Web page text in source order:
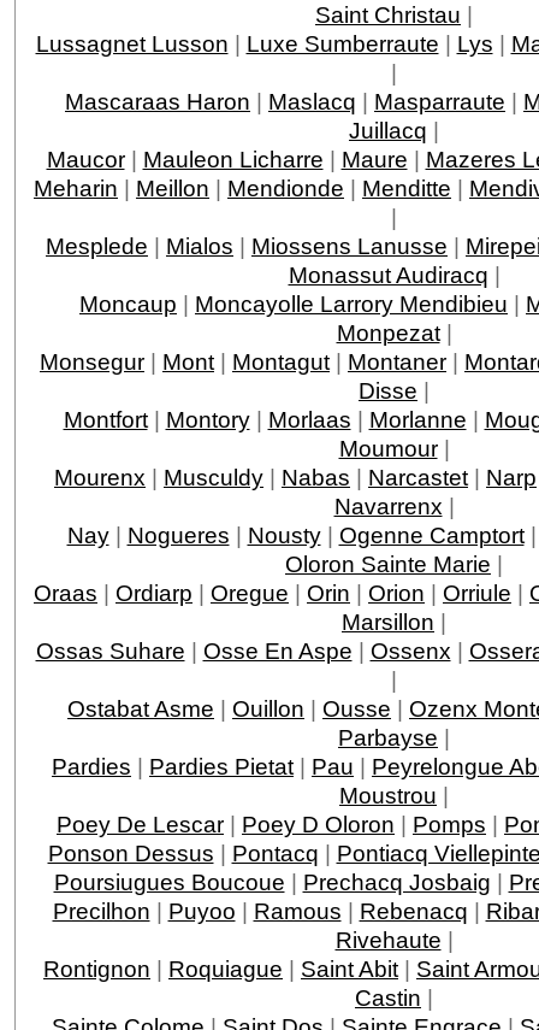
Saint Christau |
Lussagnet Lusson | Luxe Sumberraute | Lys |
|
Mascaraas Haron | Maslacq | Masparraute |
Juillacq |
Maucor| Mauleon Licharre | Maure | Mazeres
Meharin | Meillon | Mendionde | Menditte |
|
Mesplede | Mialos | Miossens Lanusse |
Monassut Audiracq |
Moncaup | Moncayolle Larrory Mendibieu |
Monpezat|
Monsegur | Mont | Montagut | Montaner |
Disse |
Montfort| Montory| Morlaas | Morlanne |
Moumour|
Mourenx | Musculdy | Nabas | Narcastet | Narp
Navarrenx |
Nay| Nogueres | Nousty| Ogenne Camptort
Oloron Sainte Marie |
Oraas | Ordiarp | Oregue | Orin | Orion | Orriule |
Marsillon |
Ossas Suhare | Osse En Aspe | Ossenx |
|
Ostabat Asme | Ouillon | Ousse | Ozenx
Parbayse |
Pardies | Pardies Pietat | Pau | Peyrelongue
Moustrou |
Poey De Lescar | Poey D Oloron | Pomps |
Ponson Dessus | Pontacq | Pontiacq
Poursiugues Boucoue | Prechacq Josbaig |
Precilhon | Puyoo | Ramous | Rebenacq |
Rivehaute |
Rontignon | Roquiague | Saint Abit | Saint
Castin |